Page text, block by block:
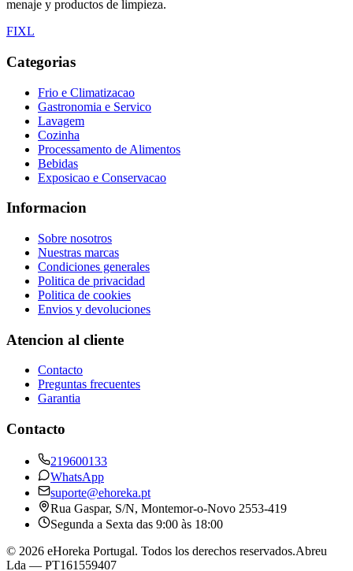
menaje y productos de limpieza.
FIXL
Categorias
Frio e Climatizacao
Gastronomia e Servico
Lavagem
Cozinha
Processamento de Alimentos
Bebidas
Exposicao e Conservacao
Informacion
Sobre nosotros
Nuestras marcas
Condiciones generales
Politica de privacidad
Politica de cookies
Envios y devoluciones
Atencion al cliente
Contacto
Preguntas frecuentes
Garantia
Contacto
219600133
WhatsApp
suporte@ehoreka.pt
Rua Gaspar, S/N, Montemor-o-Novo 2553-419
Segunda a Sexta das 9:00 às 18:00
© 2026 eHoreka Portugal. Todos los derechos reservados.Abreu
Lda — PT161559407